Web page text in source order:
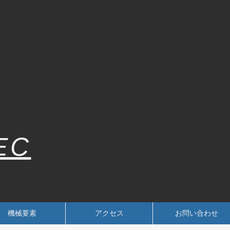
機械要素 アクセス お問い合わせ